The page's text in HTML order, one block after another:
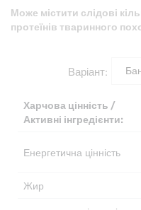
Може містити слідові
протеїнів тваринного
Варіант:
Харчова цінність /
Активні інгредієнти:
Енергетична цінність
Жир